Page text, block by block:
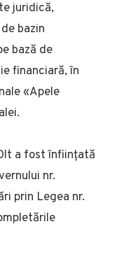
juridică,
bazin
bază de
financiară, în
«Apele
a fost înfiinţată
nr.
prin Legea nr.